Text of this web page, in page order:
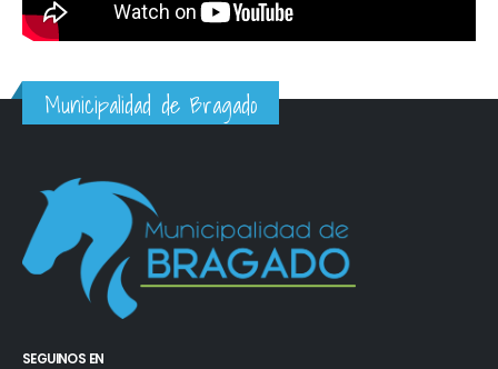
Municipalidad de Bragado
SEGUINOS EN